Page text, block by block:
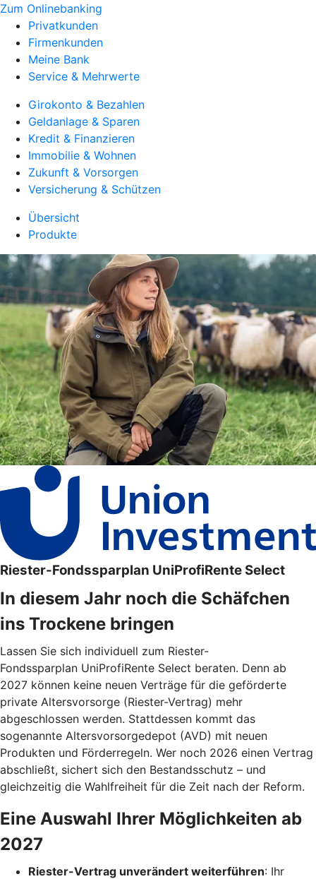
Zum Onlinebanking
Privatkunden
Firmenkunden
Meine Bank
Service & Mehrwerte
Girokonto & Bezahlen
Geldanlage & Sparen
Kredit & Finanzieren
Immobilie & Wohnen
Zukunft & Vorsorgen
Versicherung & Schützen
Übersicht
Produkte
Riester-Fondssparplan UniProfiRente Select
In diesem Jahr noch die Schäfchen
ins Trockene bringen
Lassen Sie sich individuell zum Riester-
Fondssparplan UniProfiRente Select beraten. Denn ab
2027 können keine neuen Verträge für die geförderte
private Altersvorsorge (Riester-Vertrag) mehr
abgeschlossen werden. Stattdessen kommt das
sogenannte Altersvorsorgedepot (AVD) mit neuen
Produkten und Förderregeln. Wer noch 2026 einen Vertrag
abschließt, sichert sich den Bestandsschutz – und
gleichzeitig die Wahlfreiheit für die Zeit nach der Reform.
Eine Auswahl Ihrer Möglichkeiten ab
2027
Riester-Vertrag unverändert weiterführen: Ihr